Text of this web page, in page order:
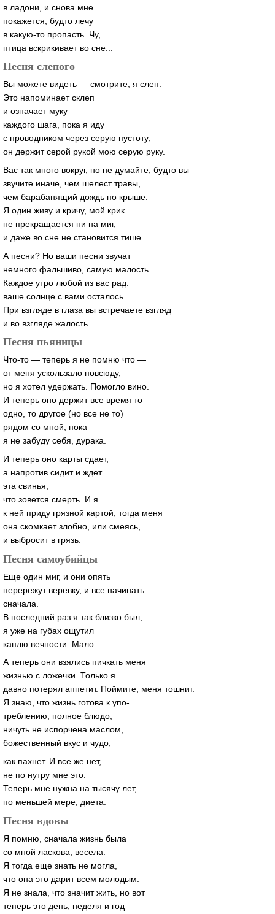
в ладони, и снова мне
покажется, будто лечу
в какую-то пропасть. Чу,
птица вскрикивает во сне...
Песня слепого
Вы можете видеть — смотрите, я слеп.
Это напоминает склеп
и означает муку
каждого шага, пока я иду
с проводником через серую пустоту;
он держит серой рукой мою серую руку.
Вас так много вокруг, но не думайте, будто вы
звучите иначе, чем шелест травы,
чем барабанящий дождь по крыше.
Я один живу и кричу, мой крик
не прекращается ни на миг,
и даже во сне не становится тише.
А песни? Но ваши песни звучат
немного фальшиво, самую малость.
Каждое утро любой из вас рад:
ваше солнце с вами осталось.
При взгляде в глаза вы встречаете взгляд
и во взгляде жалость.
Песня пьяницы
Что-то — теперь я не помню что —
от меня ускользало повсюду,
но я хотел удержать. Помогло вино.
И теперь оно держит все время то
одно, то другое (но все не то)
рядом со мной, пока
я не забуду себя, дурака.
И теперь оно карты сдает,
а напротив сидит и ждет
эта свинья,
что зовется смерть. И я
к ней приду грязной картой, тогда меня
она скомкает злобно, или смеясь,
и выбросит в грязь.
Песня самоубийцы
Еще один миг, и они опять
перережут веревку, и все начинать
сначала.
В последний раз я так близко был,
я уже на губах ощутил
каплю вечности. Мало.
А теперь они взялись пичкать меня
жизнью с ложечки. Только я
давно потерял аппетит. Поймите, меня тошнит.
Я знаю, что жизнь готова к упо-
треблению, полное блюдо,
ничуть не испорчена маслом,
божественный вкус и чудо,
как пахнет. И все же нет,
не по нутру мне это.
Теперь мне нужна на тысячу лет,
по меньшей мере, диета.
Песня вдовы
Я помню, сначала жизнь была
со мной ласкова, весела.
Я тогда еще знать не могла,
что она это дарит всем молодым.
Я не знала, что значит жить, но вот
теперь это день, неделя и год —